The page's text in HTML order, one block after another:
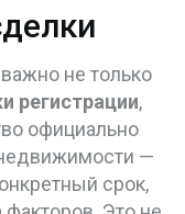
не только
регистрации,
официально
—
срок,